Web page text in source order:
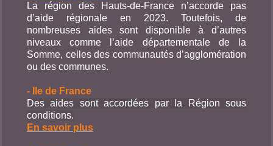
La région des Hauts-de-France n’accorde pas
d’aide régionale en 2023. Toutefois, de
nombreuses aides sont disponible à d’autres
niveaux comme l’aide départementale de la
Somme, celles des communautés d’agglomération
ou des communes.
- Ile de France
Des aides sont accordées par la Région sous
conditions.
En savoir plus